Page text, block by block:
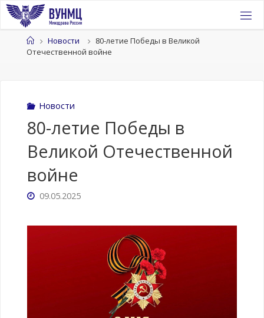
Перейти
содержимому
ГлавнаяНовости
80-летие Победы в Великой
Отечественной войне
Новости
80-летие Победы в
Великой Отечественной
войне
09.05.2025